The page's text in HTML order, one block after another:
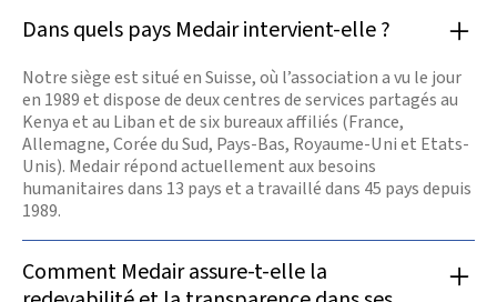
Dans quels pays Medair intervient-elle ?
Notre siège est situé en Suisse, où l’association a vu le jour
en 1989 et dispose de deux centres de services partagés au
Kenya et au Liban et de six bureaux affiliés (France,
Allemagne, Corée du Sud, Pays-Bas, Royaume-Uni et Etats-
Unis). Medair répond actuellement aux besoins
humanitaires dans 13 pays et a travaillé dans 45 pays depuis
1989.
Comment Medair assure-t-elle la